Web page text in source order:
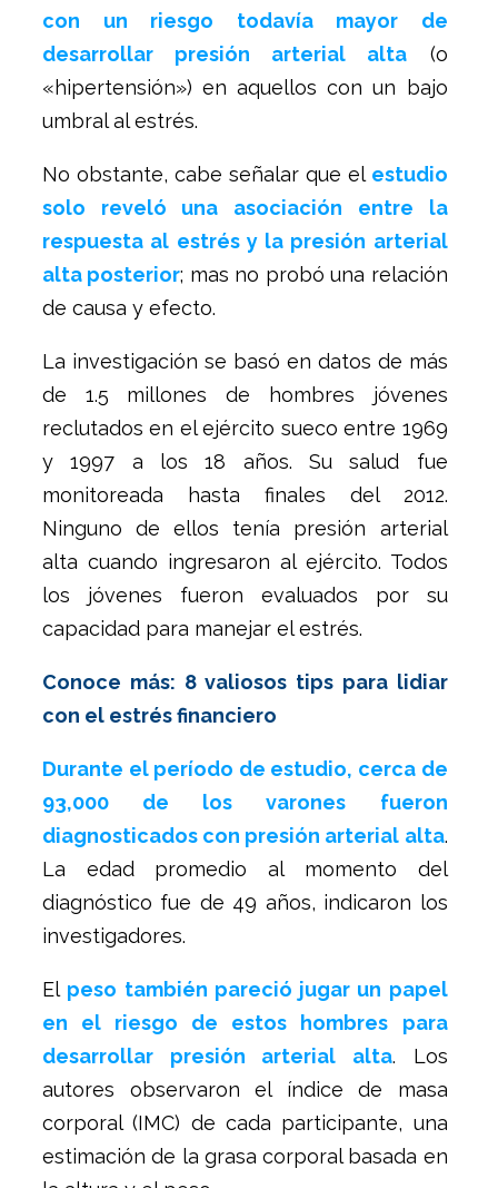
con un riesgo todavía mayor de
desarrollar presión arterial alta (o
«hipertensión») en aquellos con un bajo
umbral al estrés.
No obstante, cabe señalar que el estudio
solo reveló una asociación entre la
respuesta al estrés y la presión arterial
alta posterior; mas no probó una relación
de causa y efecto.
La investigación se basó en datos de más
de 1.5 millones de hombres jóvenes
reclutados en el ejército sueco entre 1969
y 1997 a los 18 años. Su salud fue
monitoreada hasta finales del 2012.
Ninguno de ellos tenía presión arterial
alta cuando ingresaron al ejército. Todos
los jóvenes fueron evaluados por su
capacidad para manejar el estrés.
Conoce más: 8 valiosos tips para lidiar
con el estrés financiero
Durante el período de estudio, cerca de
93,000 de los varones fueron
diagnosticados con presión arterial alta.
La edad promedio al momento del
diagnóstico fue de 49 años, indicaron los
investigadores.
El peso también pareció jugar un papel
en el riesgo de estos hombres para
desarrollar presión arterial alta. Los
autores observaron el índice de masa
corporal (IMC) de cada participante, una
estimación de la grasa corporal basada en